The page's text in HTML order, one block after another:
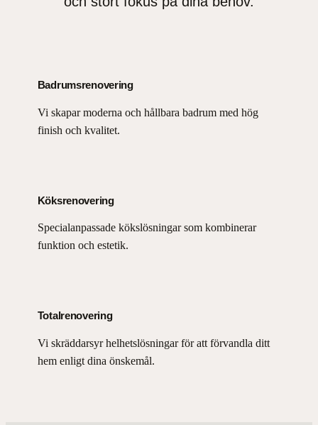
Badrumsrenovering
Vi skapar moderna och hållbara badrum med hög
finish och kvalitet.
Köksrenovering
Specialanpassade kökslösningar som kombinerar
funktion och estetik.
Totalrenovering
Vi skräddarsyr helhetslösningar för att förvandla ditt
hem enligt dina önskemål.